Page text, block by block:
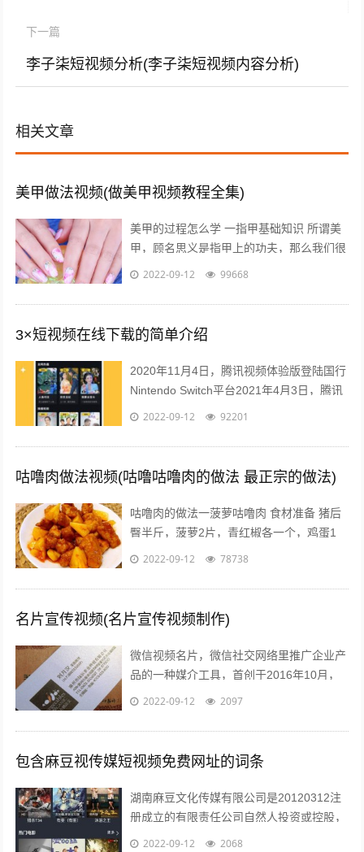
下一篇
李子柒短视频分析(李子柒短视频内容分析)
相关文章
美甲做法视频(做美甲视频教程全集)
美甲的过程怎么学 一指甲基础知识 所谓美
甲，顾名思义是指甲上的功夫，那么我们很
有必要首先对指甲又一个充分的认识，什么
2022-09-12 99668
3×短视频在线下载的简单介绍
2020年11月4日，腾讯视频体验版登陆国行
Nintendo Switch平台2021年4月3日，腾讯
视频VIP 宣布，2021年4月10日零点起对
2022-09-12 92201
咕噜肉做法视频(咕噜咕噜肉的做法 最正宗的做法)
咕噜肉的做法一菠萝咕噜肉 食材准备 猪后
臀半斤，菠萝2片，青红椒各一个，鸡蛋1
个，水淀粉30ml，料酒15ml，盐5克，番茄
2022-09-12 78738
名片宣传视频(名片宣传视频制作)
微信视频名片，微信社交网络里推广企业产
品的一种媒介工具，首创于2016年10月，
由云视界择优推出用以帮助企业提升客咨量
2022-09-12 2097
包含麻豆视传媒短视频免费网址的词条
湖南麻豆文化传媒有限公司是20120312注
册成立的有限责任公司自然人投资或控股，
注册地址位于长沙市望城区高塘岭街道高塘
2022-09-12 2068